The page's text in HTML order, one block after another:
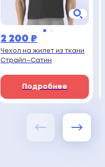
2 200 ₽
Чехол на жилет из ткани
Страйп–Сатин
Подробнее